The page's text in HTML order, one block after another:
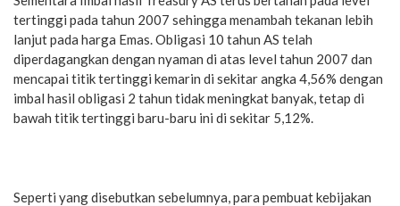
tertinggi pada tahun 2007 sehingga menambah tekanan lebih
lanjut pada harga Emas. Obligasi 10 tahun AS telah
diperdagangkan dengan nyaman di atas level tahun 2007 dan
mencapai titik tertinggi kemarin di sekitar angka 4,56% dengan
imbal hasil obligasi 2 tahun tidak meningkat banyak, tetap di
bawah titik tertinggi baru-baru ini di sekitar 5,12%.
Seperti yang disebutkan sebelumnya, para pembuat kebijakan